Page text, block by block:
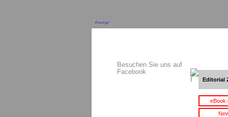
Anzeige
Besuchen Sie uns auf
Facebook
Editorial